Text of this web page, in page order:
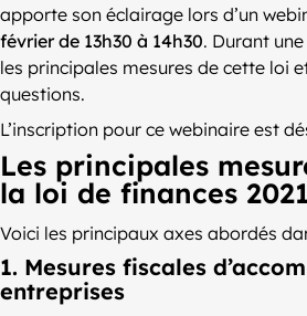
apporte son éclairage lors d’un
février de 13h30 à 14h30. Durant
les principales mesures de cette loi
questions.
L’inscription pour ce webinaire est
Les principales
la loi de finances
Voici les principaux axes abordés
1. Mesures fiscales
entreprises